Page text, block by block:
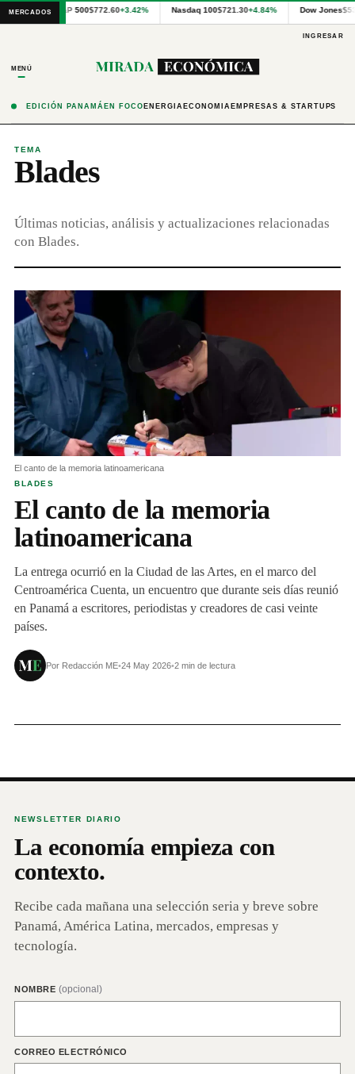
MERCADOS S&P 500$772.60+3.42% Nasdaq 100$721.30+4.84% Dow Jones
Cotizaciones
internacionales
Financial
Modeling
precios
por
Latinex
para
INGRESAR
MENÚ
EDICIÓN PANAMÁ EN FOCO ENERGÍA ECONOMÍA EMPRESAS & STARTUPS
TEMA
Blades
Últimas noticias, análisis y actualizaciones relacionadas
con Blades.
BLADES
El canto de la memoria
latinoamericana
La entrega ocurrió en la Ciudad de las Artes, en el marco del
Centroamérica Cuenta, un encuentro que durante seis días reunió
en Panamá a escritores, periodistas y creadores de casi veinte
países.
Por Redacción ME•24 May 2026•2 min de lectura
El canto de la memoria latinoamericana
NEWSLETTER DIARIO
La economía empieza con
contexto.
Recibe cada mañana una selección seria y breve sobre
Panamá, América Latina, mercados, empresas y
tecnología.
NOMBRE (opcional)
CORREO ELECTRÓNICO